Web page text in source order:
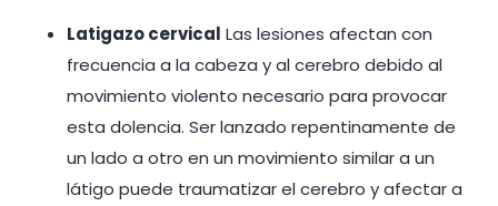
Latigazo cervical Las lesiones afectan con
frecuencia a la cabeza y al cerebro debido al
movimiento violento necesario para provocar
esta dolencia. Ser lanzado repentinamente de
un lado a otro en un movimiento similar a un
látigo puede traumatizar el cerebro y afectar a